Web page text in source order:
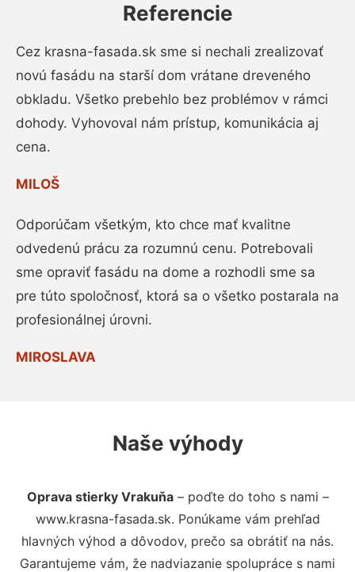
Referencie
Cez krasna-fasada.sk sme si nechali zrealizovať
novú fasádu na starší dom vrátane dreveného
obkladu. Všetko prebehlo bez problémov v rámci
dohody. Vyhovoval nám prístup, komunikácia aj
cena.
MILOŠ
Odporúčam všetkým, kto chce mať kvalitne
odvedenú prácu za rozumnú cenu. Potrebovali
sme opraviť fasádu na dome a rozhodli sme sa
pre túto spoločnosť, ktorá sa o všetko postarala na
profesionálnej úrovni.
MIROSLAVA
Naše výhody
Oprava stierky Vrakuňa– poďte do toho s nami –
www.krasna-fasada.sk. Ponúkame vám prehľad
hlavných výhod a dôvodov, prečo sa obrátiť na nás.
Garantujeme vám, že nadviazanie spolupráce s nami